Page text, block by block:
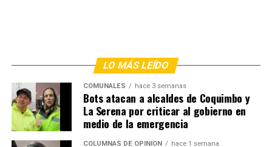
LO MÁS LEÍDO
COMUNALES hace 3 semanas
Bots atacan a alcaldes de Coquimbo y
La Serena por criticar al gobierno en
medio de la emergencia
COLUMNAS DE OPINIÓN hace 1 semana